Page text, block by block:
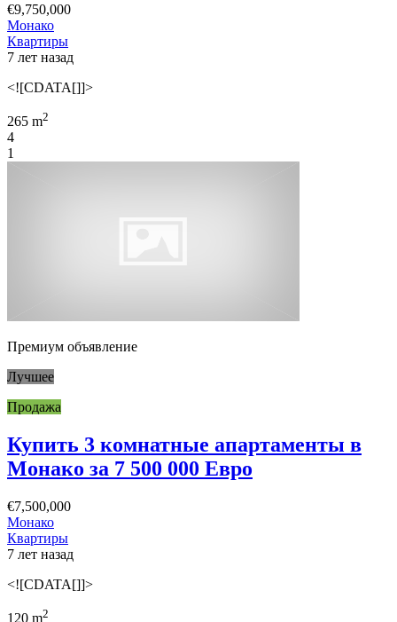
€9,750,000
Монако
Квартиры
7 лет назад
<![CDATA[]]>
265 m2
4
1
Премиум объявление
Лучшее
Продажа
Купить 3 комнатные апартаменты в
Монако за 7 500 000 Евро
€7,500,000
Монако
Квартиры
7 лет назад
<![CDATA[]]>
120 m2